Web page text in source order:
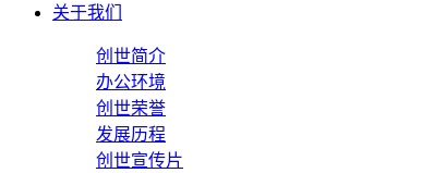
关于我们
创世简介
办公环境
创世荣誉
发展历程
创世宣传片